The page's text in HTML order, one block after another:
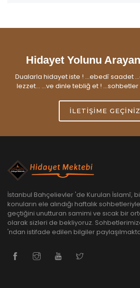
Hidayet Yolunu
Dualarla hidayet iste ! ...ebedî saadet
lezzet... ...ve dinle tebliğ et ! ...sohbetler
İLETIŞIME GEÇINIZ
İstanbul Bahçelievler 'de Kurulan İslamî,
konuların ele alındığı haftalık
geçtiğini unutturan samimi ve sıcak bir
olarak sizleri de bekliyoruz.
'ndan istifade edilen bilgiler